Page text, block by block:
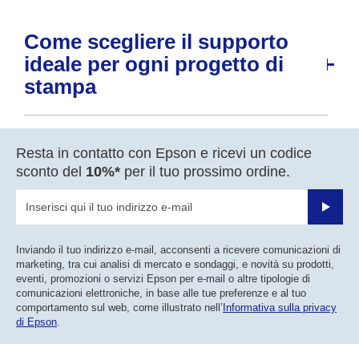
Come scegliere il supporto
ideale per ogni progetto di
stampa
Resta in contatto con Epson e ricevi un codice
sconto del 10%* per il tuo prossimo ordine.
Invia
Inviando il tuo indirizzo e-mail, acconsenti a ricevere comunicazioni di
marketing, tra cui analisi di mercato e sondaggi, e novità su prodotti,
eventi, promozioni o servizi Epson per e-mail o altre tipologie di
comunicazioni elettroniche, in base alle tue preferenze e al tuo
comportamento sul web, come illustrato nell’ Informativa sulla privacy
di Epson.